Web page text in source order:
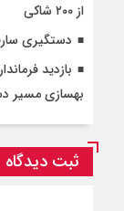
از ۲۰۰ شاکی
دستگیری
بازدید
بهسازی مسیر
ثبت دیدگاه